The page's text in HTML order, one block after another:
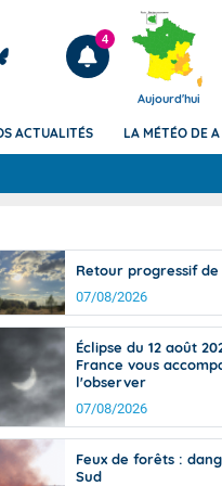
Articles
4
Aujourd'hui
de
Phénomènes
Avertissement
des communes
Bulletins Marine
Bulletins
d'avalanche
Météo des forêts
Vigicrues
ACTUALITÉS LA MÉTÉO DE
Retour progressif
07/08/2026
Éclipse du 12 août
France vous
l'observer
07/08/2026
Feux de forêts :
Sud